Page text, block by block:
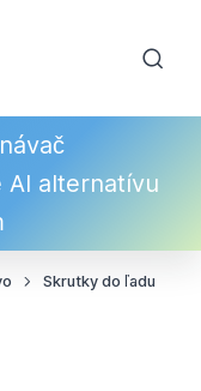
AI alternatívu
Skrutky do ľadu